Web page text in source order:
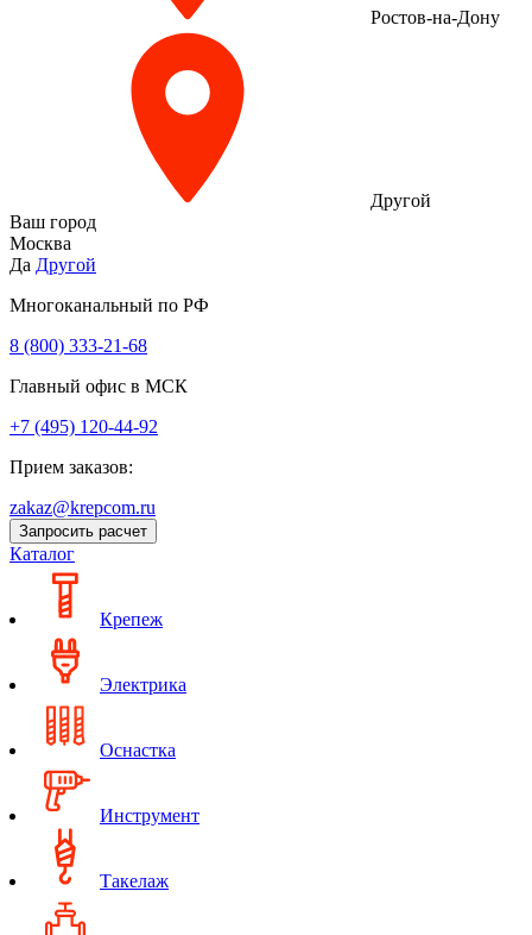
Ростов-на-Дону
Другой
Ваш город
Москва
Да Другой
Многоканальный по РФ
8 (800) 333‑21-68
Главный офис в МСК
+7 (495) 120-44-92
Прием заказов:
zakaz@krepcom.ru
Запросить расчет
Каталог
Крепеж
Электрика
Оснастка
Инструмент
Такелаж